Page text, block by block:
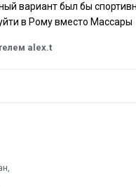
вариант был бы
в Рому вместо Массары
alex.t